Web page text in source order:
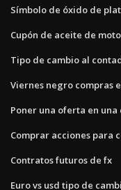
Símbolo de óxido de
Cupón de aceite de
Tipo de cambio al
Viernes negro compras
Poner una oferta en
Comprar acciones para
Contratos futuros de fx
Euro vs usd tipo de